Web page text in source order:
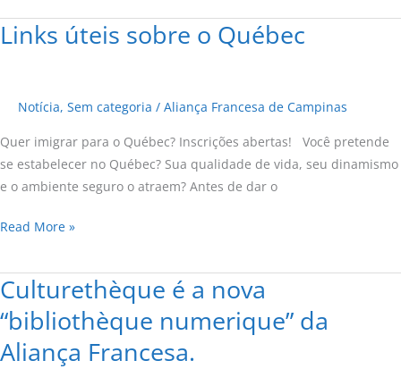
Links úteis sobre o Québec
Notícia, Sem categoria / Aliança Francesa de Campinas
Quer imigrar para o Québec? Inscrições abertas! Você pretende
se estabelecer no Québec? Sua qualidade de vida, seu dinamismo
e o ambiente seguro o atraem? Antes de dar o
Links
Read More »
Culturethèque é a nova
“bibliothèque numerique” da
Aliança Francesa.
Culturethèque
nova